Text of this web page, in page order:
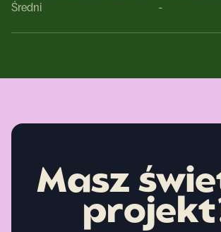
Średni
-
Masz